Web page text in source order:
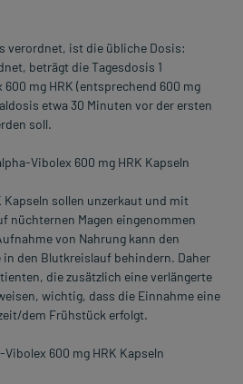
verordnet, ist die übliche Dosis:
beträgt die Tagesdosis 1
mg HRK (entsprechend 600 mg
etwa 30 Minuten vor der ersten
soll.
Vibolex 600 mg HRK Kapseln
Kapseln sollen unzerkaut und mit
nüchternen Magen eingenommen
von Nahrung kann den
den Blutkreislauf behindern. Daher
die zusätzlich eine verlängerte
wichtig, dass die Einnahme eine
dem Frühstück erfolgt.
600 mg HRK Kapseln